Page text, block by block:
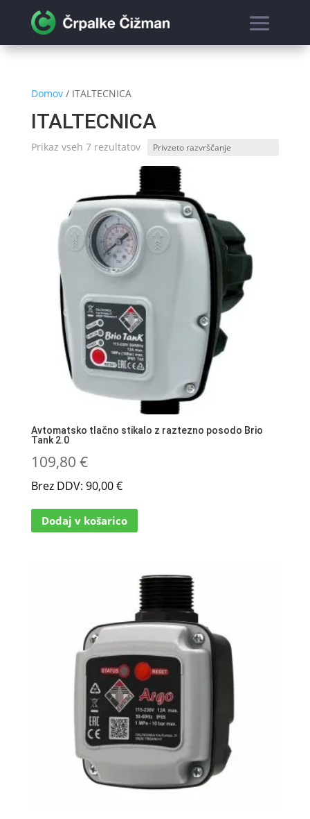
Domov/ ITALTECNICA
ITALTECNICA
Prikaz vseh 7 rezultatov
Avtomatsko tlačno stikalo z raztezno posodo Brio
Tank 2.0
109,80 €
Brez DDV: 90,00€
Dodaj v košarico